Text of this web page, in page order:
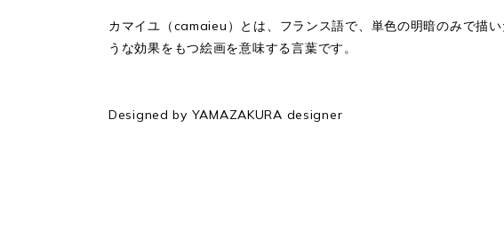
カマイユ（camaieu）とは、フランス語で、単色の明暗のみで描い
うな効果をもつ絵画を意味する言葉です。
Designed by YAMAZAKURA designer